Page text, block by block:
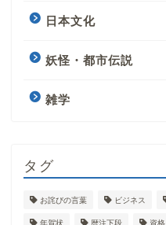
日本文化
妖怪・都市伝説
雑学
タグ
お詫びの言葉 ビジネス
年賀状 暦注下段 資格